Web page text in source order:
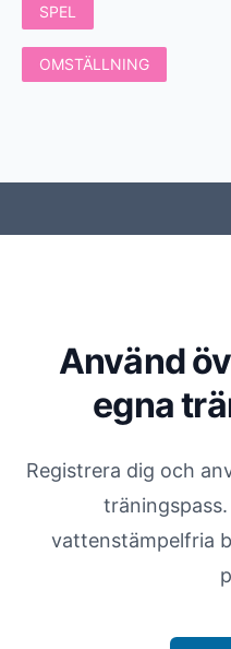
SPEL
OMSTÄLLNING
Använd
egna
Registrera dig och
vattenstämpelfria